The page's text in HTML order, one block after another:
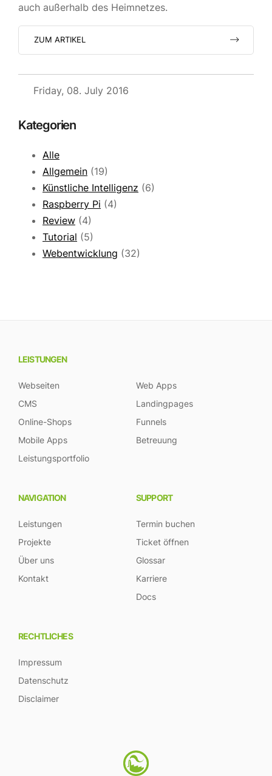
auch außerhalb des Heimnetzes.
ZUM ARTIKEL
Friday, 08. July 2016
Kategorien
Alle
Allgemein (19)
Künstliche Intelligenz (6)
Raspberry Pi (4)
Review (4)
Tutorial (5)
Webentwicklung (32)
LEISTUNGEN
Webseiten
CMS
Online-Shops
Mobile Apps
Leistungsportfolio
Web Apps
Landingpages
Funnels
Betreuung
NAVIGATION
Leistungen
Projekte
Über uns
Kontakt
SUPPORT
Termin buchen
Ticket öffnen
Glossar
Karriere
Docs
RECHTLICHES
Impressum
Datenschutz
Disclaimer